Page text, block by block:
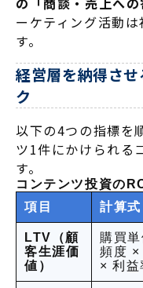
ーケティング活動
す。
経営層を納得さ
ク
以下の4つの指標を
ツ1件にかけられる
す。
コンテンツ投資の
項目
計算式
LTV（顧
客生涯価
値）
購買
頻度 ×
× 利益